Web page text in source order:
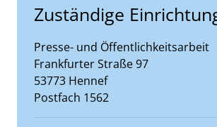
Zuständige
Presse- und Öffentlichkeitsarbeit
Straße:
Frankfurter StraßeHausnummer:
97
PLZ:
53773 Ort:
Hennef
Postfach 1562